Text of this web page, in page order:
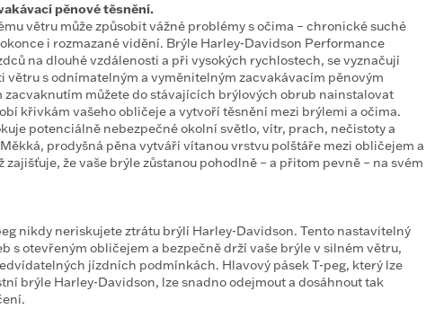
pěnové těsnění.
větru může způsobit vážné problémy s očima – chronické suché
i rozmazané vidění. Brýle Harley-Davidson Performance
na dlouhé vzdálenosti a při vysokých rychlostech, se vyznačují
s odnímatelným a vyměnitelným zacvakávacím pěnovým
můžete do stávajících brýlových obrub nainstalovat
křivkám vašeho obličeje a vytvoří těsnění mezi brýlemi a očima.
potenciálně nebezpečné okolní světlo, vítr, prach, nečistoty a
prodyšná pěna vytváří vítanou vrstvu polštáře mezi obličejem a
že vaše brýle zůstanou pohodlně – a přitom pevně – na svém
nikdy neriskujete ztrátu brýlí Harley-Davidson. Tento nastavitelný
s otevřeným obličejem a bezpečně drží vaše brýle v silném větru,
jízdních podmínkách. Hlavový pásek T-peg, který lze
brýle Harley-Davidson, lze snadno odejmout a dosáhnout tak